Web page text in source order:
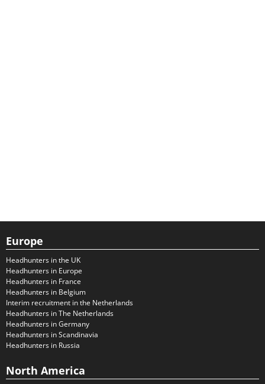
Europe
Headhunters in the UK
Headhunters in Europe
Headhunters in France
Headhunters in Belgium
Interim recruitment in the Netherlands
Headhunters in The Netherlands
Headhunters in Germany
Headhunters in Scandinavia
Headhunters in Russia
North America